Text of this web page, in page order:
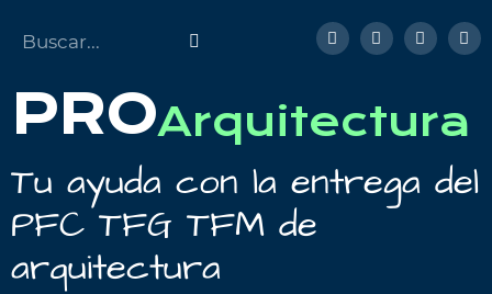
PROArquitectura
Tu ayuda con la entrega del
PFC TFG TFM de
arquitectura